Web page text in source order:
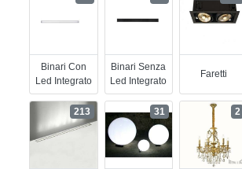
Binari Con
Led Integrato
Binari Senza
Led Integrato
Faretti
213 31 2